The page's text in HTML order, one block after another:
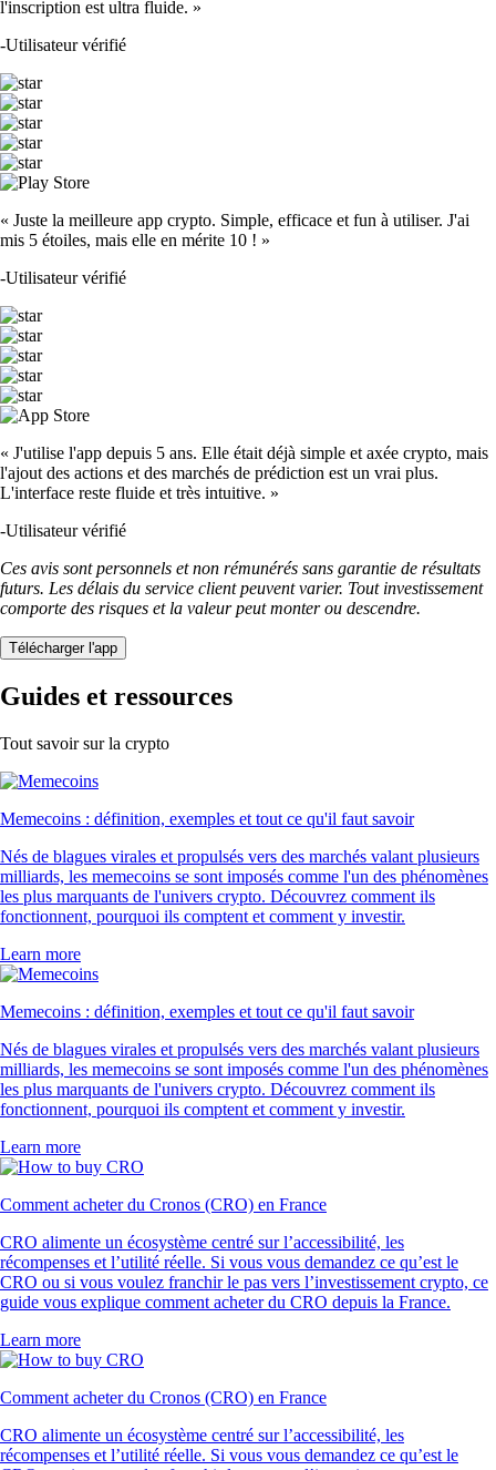
l'inscription est ultra fluide. »
-Utilisateur vérifié
« Juste la meilleure app crypto. Simple, efficace et fun à utiliser. J'ai
mis 5 étoiles, mais elle en mérite 10 ! »
-Utilisateur vérifié
« J'utilise l'app depuis 5 ans. Elle était déjà simple et axée crypto, mais
l'ajout des actions et des marchés de prédiction est un vrai plus.
L'interface reste fluide et très intuitive. »
-Utilisateur vérifié
Ces avis sont personnels et non rémunérés sans garantie de résultats
futurs. Les délais du service client peuvent varier. Tout investissement
comporte des risques et la valeur peut monter ou descendre.
Télécharger l'app
Guides et ressources
Tout savoir sur la crypto
Memecoins : définition, exemples et tout ce qu'il faut savoir
Nés de blagues virales et propulsés vers des marchés valant plusieurs
milliards, les memecoins se sont imposés comme l'un des phénomènes
les plus marquants de l'univers crypto. Découvrez comment ils
fonctionnent, pourquoi ils comptent et comment y investir.
Learn more
Memecoins : définition, exemples et tout ce qu'il faut savoir
Nés de blagues virales et propulsés vers des marchés valant plusieurs
milliards, les memecoins se sont imposés comme l'un des phénomènes
les plus marquants de l'univers crypto. Découvrez comment ils
fonctionnent, pourquoi ils comptent et comment y investir.
Learn more
Comment acheter du Cronos (CRO) en France
CRO alimente un écosystème centré sur l’accessibilité, les
récompenses et l’utilité réelle. Si vous vous demandez ce qu’est le
CRO ou si vous voulez franchir le pas vers l’investissement crypto, ce
guide vous explique comment acheter du CRO depuis la France.
Learn more
Comment acheter du Cronos (CRO) en France
CRO alimente un écosystème centré sur l’accessibilité, les
récompenses et l’utilité réelle. Si vous vous demandez ce qu’est le